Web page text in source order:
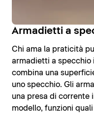
Armadietti a
Chi ama la praticità
armadietti a specchio
combina una
uno specchio. Gli
una presa di corrente
modello, funzioni